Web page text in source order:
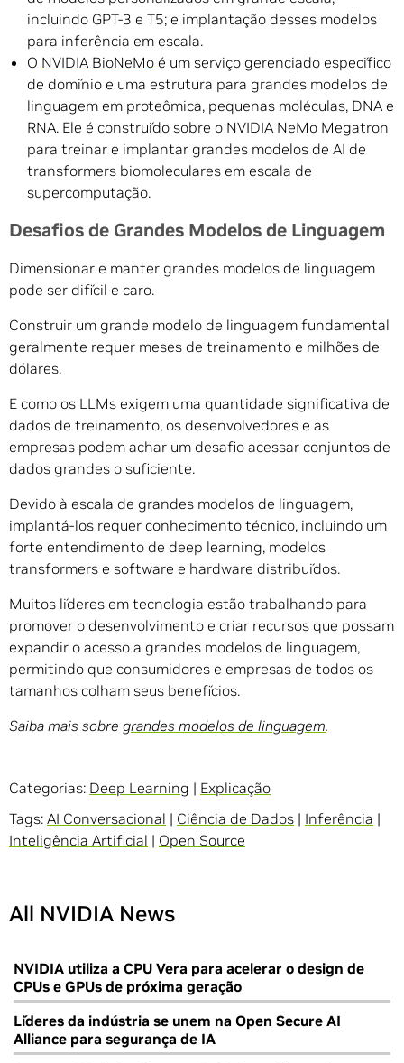
incluindo GPT-3 e T5; e implantação desses modelos
para inferência em escala.
O NVIDIA BioNeMo é um serviço gerenciado específico
de domínio e uma estrutura para grandes modelos de
linguagem em proteômica, pequenas moléculas, DNA e
RNA. Ele é construído sobre o NVIDIA NeMo Megatron
para treinar e implantar grandes modelos de AI de
transformers biomoleculares em escala de
supercomputação.
Desafios de Grandes Modelos de Linguagem
Dimensionar e manter grandes modelos de linguagem
pode ser difícil e caro.
Construir um grande modelo de linguagem fundamental
geralmente requer meses de treinamento e milhões de
dólares.
E como os LLMs exigem uma quantidade significativa de
dados de treinamento, os desenvolvedores e as
empresas podem achar um desafio acessar conjuntos de
dados grandes o suficiente.
Devido à escala de grandes modelos de linguagem,
implantá-los requer conhecimento técnico, incluindo um
forte entendimento de deep learning, modelos
transformers e software e hardware distribuídos.
Muitos líderes em tecnologia estão trabalhando para
promover o desenvolvimento e criar recursos que possam
expandir o acesso a grandes modelos de linguagem,
permitindo que consumidores e empresas de todos os
tamanhos colham seus benefícios.
Saiba mais sobre grandes modelos de linguagem.
Categorias: Deep Learning | Explicação
Tags: AI Conversacional | Ciência de Dados | Inferência |
Inteligência Artificial | Open Source
All NVIDIA News
NVIDIA utiliza a CPU Vera para acelerar o design de
CPUs e GPUs de próxima geração
Líderes da indústria se unem na Open Secure AI
Alliance para segurança de IA